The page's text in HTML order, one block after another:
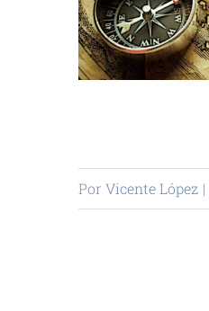
Por Vicente López |